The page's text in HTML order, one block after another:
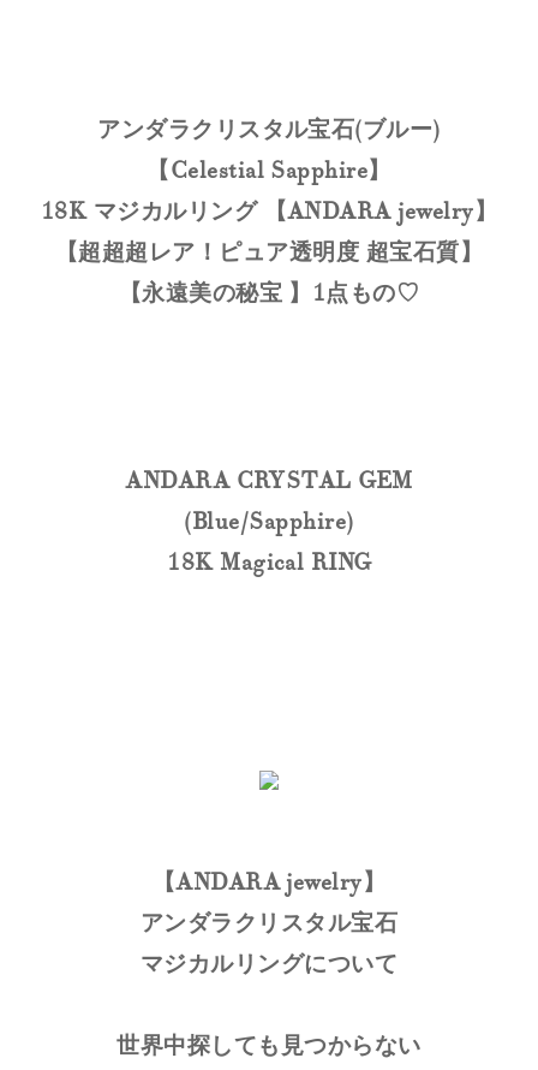
アンダラクリスタル宝石(ブルー)
【Celestial Sapphire】
18K マジカルリング 【ANDARA jewelry】
【超超超レア！ピュア透明度 超宝石質】
【永遠美の秘宝 】1点もの♡
ANDARA CRYSTAL GEM
(Blue/Sapphire)
18K Magical RING
【ANDARA jewelry】
アンダラクリスタル宝石
マジカルリングについて
世界中探しても見つからない